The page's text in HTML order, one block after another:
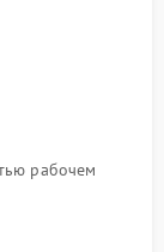
рабочем